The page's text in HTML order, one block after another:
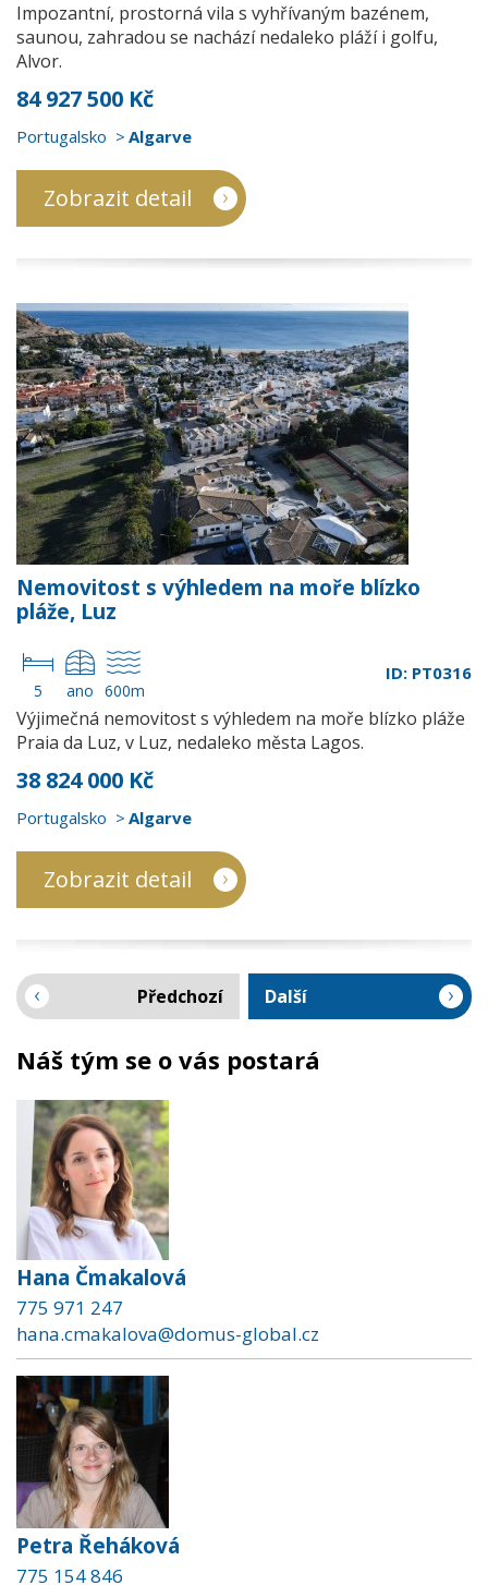
Impozantní, prostorná vila s vyhřívaným bazénem,
saunou, zahradou se nachází nedaleko pláží i golfu,
Alvor.
84 927 500 Kč
Portugalsko Algarve
Zobrazit detail
Nemovitost s výhledem na moře blízko
pláže, Luz
5 ano 600m
ID: PT0316
Výjimečná nemovitost s výhledem na moře blízko pláže
Praia da Luz, v Luz, nedaleko města Lagos.
38 824 000 Kč
Portugalsko Algarve
Zobrazit detail
Předchozí Další
Náš tým se o vás postará
Hana Čmakalová
775 971 247
hana.cmakalova@domus-global.cz
Petra Řeháková
775 154 846